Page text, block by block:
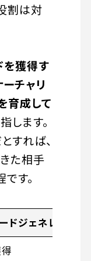
割は対
を獲得す
チャリ
育成して
します。
すれば、
た相手
す。
ドジェネレーショ